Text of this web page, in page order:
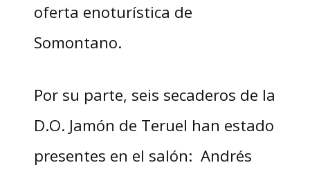
oferta enoturística de
Somontano.
Por su parte, seis secaderos de la
D.O. Jamón de Teruel han estado
presentes en el salón: Andrés